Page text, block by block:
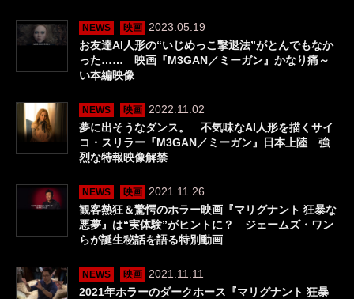
NEWS 映画
2023.05.19
お友達AI人形の“いじめっこ撃退法”がとんでもなか
った…… 映画『M3GAN／ミーガン』かなり痛～
い本編映像
NEWS 映画
2022.11.02
夢に出そうなダンス。 不気味なAI人形を描くサイ
コ・スリラー『M3GAN／ミーガン』日本上陸 強
烈な特報映像解禁
NEWS 映画
2021.11.26
観客熱狂＆驚愕のホラー映画『マリグナント 狂暴な
悪夢』は“実体験”がヒントに？ ジェームズ・ワン
らが誕生秘話を語る特別動画
NEWS 映画
2021.11.11
2021年ホラーのダークホース『マリグナント 狂暴